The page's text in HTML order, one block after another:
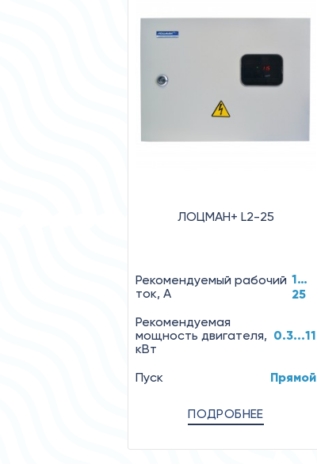
ЛОЦМАН+ L2-25
Рекомендуемый рабочий
ток, А
1…
25
Рекомендуемая
мощность двигателя,
кВт
0.3...11
Пуск Прямой
ПОДРОБНЕЕ